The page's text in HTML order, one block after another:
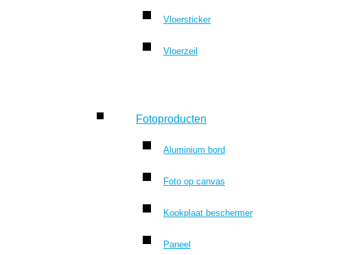
Vloersticker
Vloerzeil
Fotoproducten
Aluminium bord
Foto op canvas
Kookplaat beschermer
Paneel